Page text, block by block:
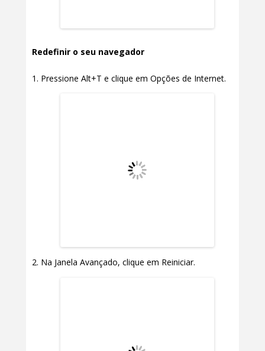
Redefinir o seu navegador
Pressione Alt+T e clique em Opções de Internet.
Na Janela Avançado, clique em Reiniciar.